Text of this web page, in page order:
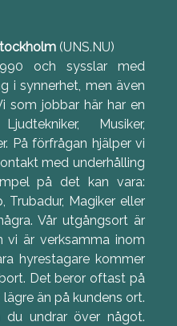
(UNS.NU)
och sysslar med
i synnerhet, men även
som jobbar här har en
Musiker,
På förfrågan hjälper vi
med underhålling
på det kan vara:
Trubadur, Magiker eller
Vår utgångsort är
vi är verksamma inom
hyrestagare kommer
Det beror oftast på
än på kundens ort.
undrar över något.